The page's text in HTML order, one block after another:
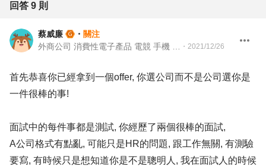
回答 9 則
蔡威廉 ・ 關注
・ 2021/12/26
首先恭喜你已經拿到一個offer, 你選公司而不是公司選你是
一件很棒的事!
面試中的每件事都是測試, 你經歷了兩個很棒的面試,
A公司格式有點亂, 可能只是HR的問題, 跟工作無關, 有測驗
要寫, 有時候只是想知道你是不是聰明人, 我在面試人的時候